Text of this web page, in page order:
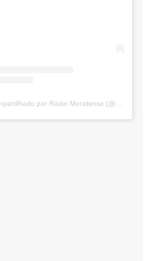
Um post compartilhado por Rádio Moratense (@radio_moratense)